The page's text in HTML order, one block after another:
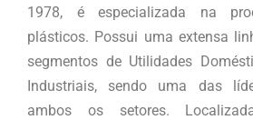
1978, é especializada na
plásticos. Possui uma extensa
segmentos de Utilidades
Industriais, sendo uma das
ambos os setores.